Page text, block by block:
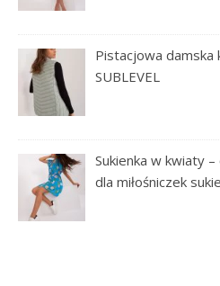
Pistacjowa damska
SUBLEVEL
Sukienka w kwiaty
dla miłośniczek